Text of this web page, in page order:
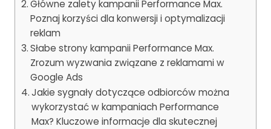
Główne zalety kampanii Performance Max.
Poznaj korzyści dla konwersji i optymalizacji
reklam
Słabe strony kampanii Performance Max.
Zrozum wyzwania związane z reklamami w
Google Ads
Jakie sygnały dotyczące odbiorców można
wykorzystać w kampaniach Performance
Max? Kluczowe informacje dla skutecznej